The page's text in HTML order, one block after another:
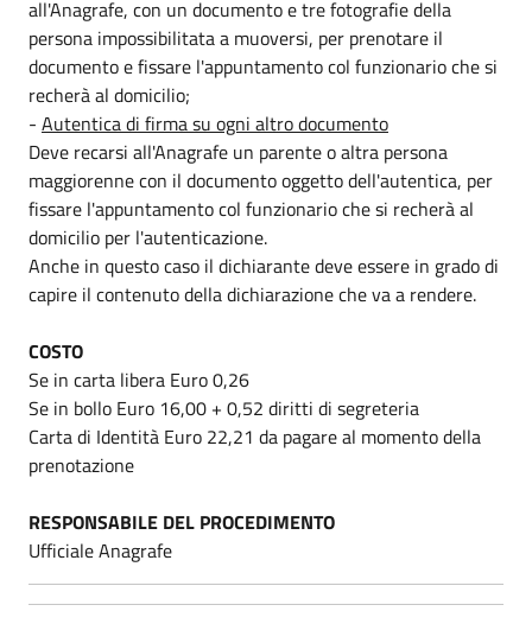
all'Anagrafe, con un documento e tre fotografie della
persona impossibilitata a muoversi, per prenotare il
documento e fissare l'appuntamento col funzionario che si
recherà al domicilio;
- Autentica di firma su ogni altro documento
Deve recarsi all'Anagrafe un parente o altra persona
maggiorenne con il documento oggetto dell'autentica, per
fissare l'appuntamento col funzionario che si recherà al
domicilio per l'autenticazione.
Anche in questo caso il dichiarante deve essere in grado di
capire il contenuto della dichiarazione che va a rendere.
COSTO
Se in carta libera Euro 0,26
Se in bollo Euro 16,00 + 0,52 diritti di segreteria
Carta di Identità Euro 22,21 da pagare al momento della
prenotazione
RESPONSABILE DEL PROCEDIMENTO
Ufficiale Anagrafe